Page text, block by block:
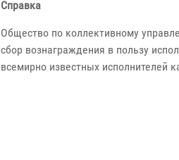
Справка
Общество по коллективному
сбор вознаграждения в пользу
всемирно известных исполнителей